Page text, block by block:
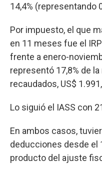
14,4% (representando
Por impuesto, el que
en 11 meses fue el
frente a enero-
representó 17,8% de
recaudados, US$
Lo siguió el IASS con
En ambos casos,
deducciones desde el
producto del ajuste